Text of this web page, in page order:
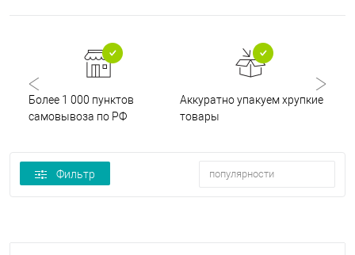
Более 1 000 пунктов
самовывоза по РФ
Аккуратно упакуем хрупкие
товары
Фильтр популярности